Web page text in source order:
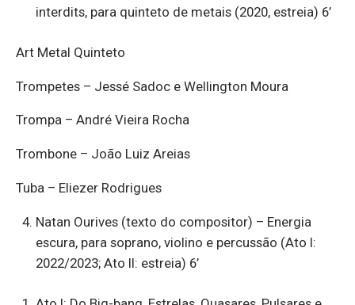
interdits, para quinteto de metais (2020, estreia) 6’
Art Metal Quinteto
Trompetes – Jessé Sadoc e Wellington Moura
Trompa – André Vieira Rocha
Trombone – João Luiz Areias
Tuba – Eliezer Rodrigues
Natan Ourives (texto do compositor) – Energia
escura, para soprano, violino e percussão (Ato I:
2022/2023; Ato II: estreia) 6’